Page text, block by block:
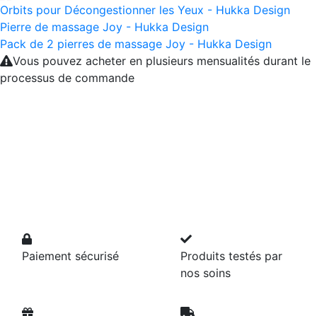
Orbits pour Décongestionner les Yeux - Hukka Design
Pierre de massage Joy - Hukka Design
Pack de 2 pierres de massage Joy - Hukka Design
Vous pouvez acheter en plusieurs mensualités durant le
processus de commande
Paiement sécurisé
Produits testés par
nos soins